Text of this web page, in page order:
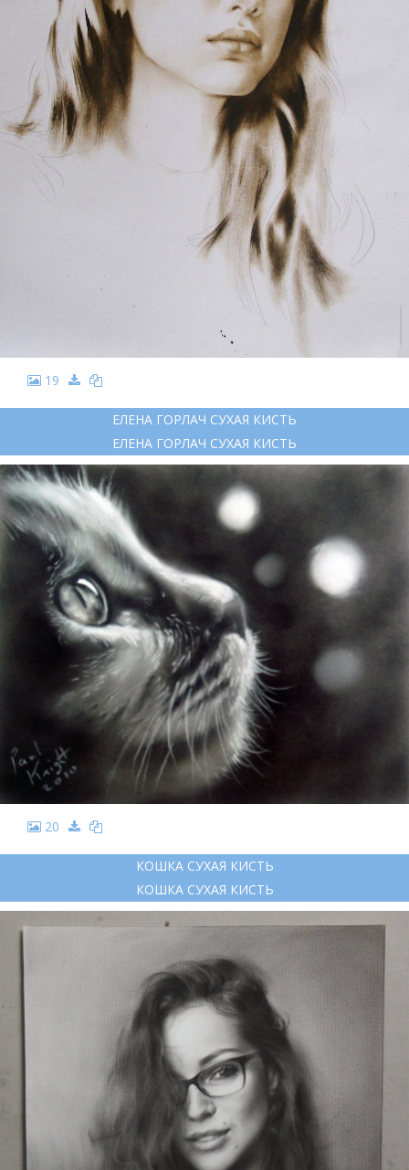
19
ЕЛЕНА ГОРЛАЧ СУХАЯ КИСТЬ
ЕЛЕНА ГОРЛАЧ СУХАЯ КИСТЬ
20
КОШКА СУХАЯ КИСТЬ
КОШКА СУХАЯ КИСТЬ